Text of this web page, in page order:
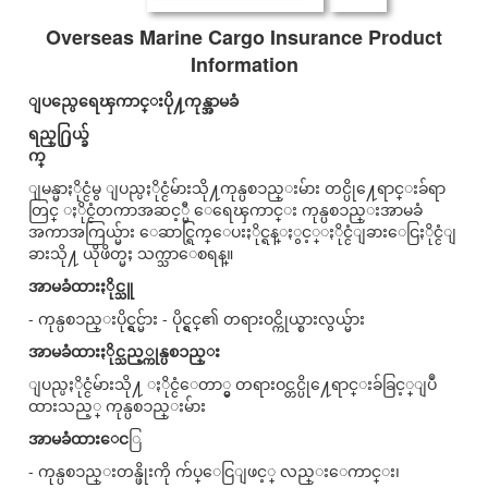
Overseas Marine Cargo Insurance Product
Information
ျပည္ပေရေၾကာင္းပို႔ကုန္အာမခံ
ရည္႐ြယ္ခ်
က္
ျမန္မာႏိုင္ငံမွ ျပည္ပႏိုင္ငံမ်ားသို႔ကုန္ပစၥည္းမ်ား တင္ပို႔ေရာင္းခ်ရာ
တြင္ ႏိုင္ငံတကာအဆင့္မီ ေရေၾကာင္း ကုန္ပစၥည္းအာမခံ
အကာအကြယ္မ်ား ေဆာင္ရြက္ေပးႏိုင္ရန္ႏွင့္ႏိုင္ငံျခားေငြႏိုင္ငံျ
ခားသို႔ ယိုဖိတ္မႈ သက္သာေစရန္။
အာမခံထားႏိုင္သူ
- ကုန္ပစၥည္းပိုင္ရွင္မ်ား - ပိုင္ရွင္၏ တရားဝင္ကိုယ္စားလွယ္မ်ား
အာမခံထားႏိုင္သည့္ကုန္ပစၥည္း
ျပည္ပႏိုင္ငံမ်ားသို႔ ႏိုင္ငံေတာ္မွ တရားဝင္တင္ပို႔ေရာင္းခ်ခြင့္ျပဳ
ထားသည့္ ကုန္ပစၥည္းမ်ား
အာမခံထားေငြ
- ကုန္ပစၥည္းတန္ဖိုးကို က်ပ္ေငြျဖင့္ လည္းေကာင္း၊